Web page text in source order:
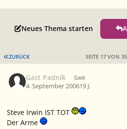
Neues Thema starten
ERSTE SEITE
ZURÜCK SEITE 17 VON 35
Gast Padnik Gast
4. September 200619 J.
Steve Irwin IST TOT
Der Arme